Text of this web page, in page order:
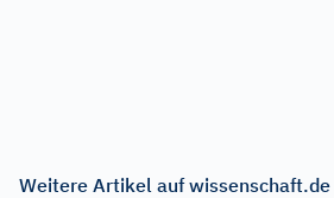
Weitere Artikel auf wissenschaft.de